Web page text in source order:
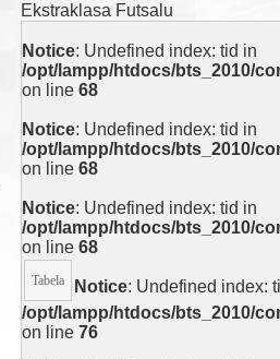
Ekstraklasa Futsalu
Notice: Undefined index: tid in
/opt/lampp/htdocs/bts_2010/
on line 68
Notice: Undefined index: tid in
/opt/lampp/htdocs/bts_2010/
on line 68
Notice: Undefined index: tid in
/opt/lampp/htdocs/bts_2010/
on line 68
Tabela Notice: Undefined index:
/opt/lampp/htdocs/bts_2010/
on line 76